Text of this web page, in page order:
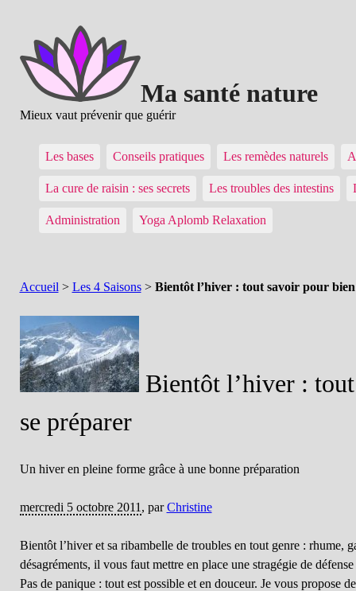
Ma santé nature
Mieux vaut prévenir que guérir
Les bases Conseils pratiques Les remèdes naturels
La cure de raisin : ses secrets Les troubles des intestins
Administration Yoga Aplomb Relaxation
Accueil > Les 4 Saisons> Bientôt l’hiver : tout savoir pour
Bientôt l’hiver :
se préparer
Un hiver en pleine forme grâce à une bonne préparation
mercredi 5 octobre 2011 , parChristine
Bientôt l’hiver et sa ribambelle de troubles en tout genre : rhume,
désagréments, il vous faut mettre en place une stragégie de
Pas de panique : tout est possible et en douceur. Je vous propose